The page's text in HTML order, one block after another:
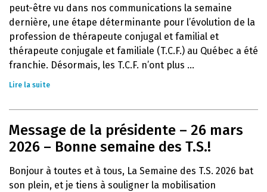
peut-être vu dans nos communications la semaine
dernière, une étape déterminante pour l’évolution de la
profession de thérapeute conjugal et familial et
thérapeute conjugale et familiale (T.C.F.) au Québec a été
franchie. Désormais, les T.C.F. n’ont plus ...
Lire la suite
Message de la présidente – 26 mars
2026 – Bonne semaine des T.S.!
Bonjour à toutes et à tous, La Semaine des T.S. 2026 bat
son plein, et je tiens à souligner la mobilisation